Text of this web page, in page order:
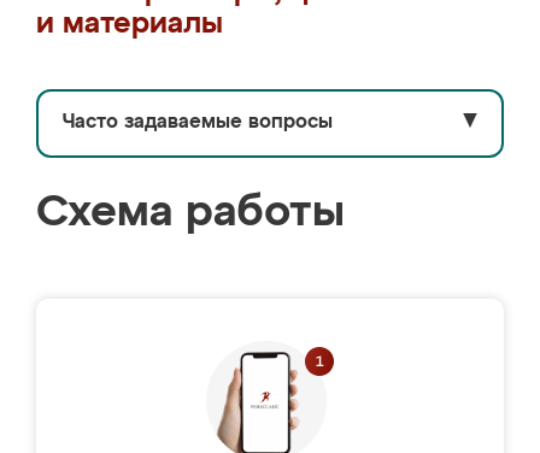
и материалы
Часто задаваемые вопросы ▼
Схема работы